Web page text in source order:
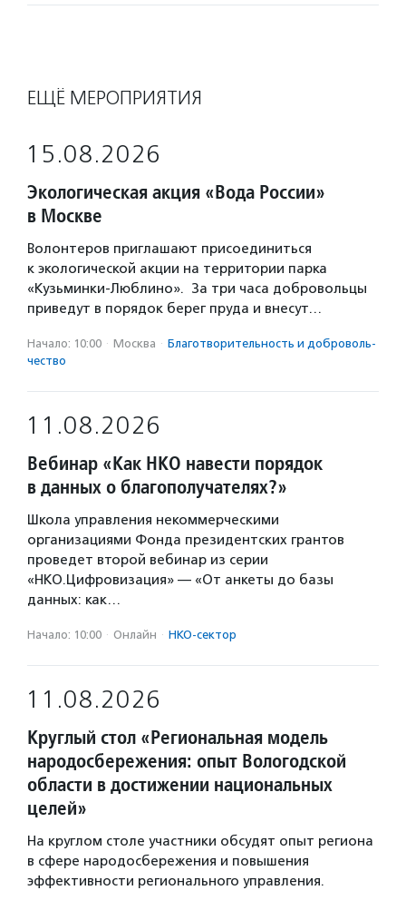
ЕЩЁ МЕРОПРИЯТИЯ
15.08.2026
Экологическая акция «Вода России»
в Москве
Волонтеров приглашают присоединиться
к экологической акции на территории парка
«Кузьминки-Люблино». За три часа добровольцы
приведут в порядок берег пруда и внесут…
Начало: 10:00 · Москва · Благотвори­тель­ность и доброволь­
чест­во
11.08.2026
Вебинар «Как НКО навести порядок
в данных о благополучателях?»
Школа управления некоммерческими
организациями Фонда президентских грантов
проведет второй вебинар из серии
«НКО.Цифровизация» — «От анкеты до базы
данных: как…
Начало: 10:00 · Онлайн · НКО-сектор
11.08.2026
Круглый стол «Региональная модель
народосбережения: опыт Вологодской
области в достижении национальных
целей»
На круглом столе участники обсудят опыт региона
в сфере народосбережения и повышения
эффективности регионального управления.